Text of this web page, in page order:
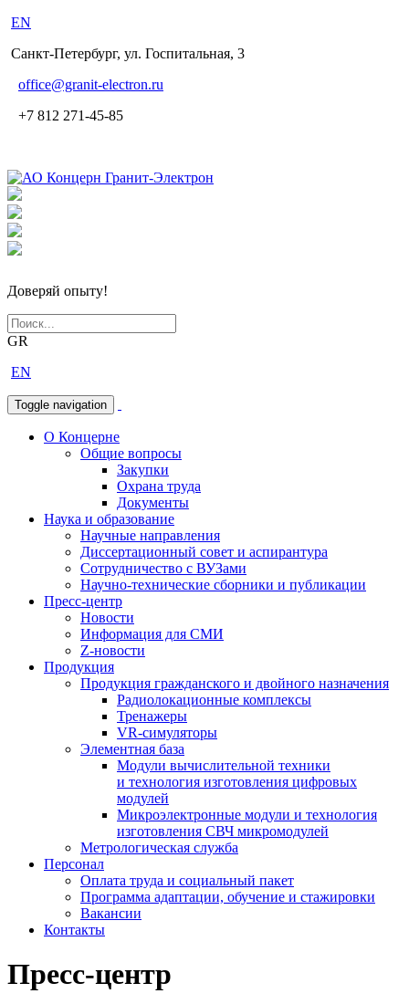
EN
Санкт-Петербург, ул. Госпитальная, 3
office@granit-electron.ru
+7 812 271-45-85
Доверяй опыту!
GR
EN
Toggle navigation
О Концерне
Общие вопросы
Закупки
Охрана труда
Документы
Наука и образование
Научные направления
Диссертационный совет и аспирантура
Сотрудничество с ВУЗами
Научно-технические сборники и публикации
Пресс-центр
Новости
Информация для СМИ
Z-новости
Продукция
Продукция гражданского и двойного назначения
Радиолокационные комплексы
Тренажеры
VR-симуляторы
Элементная база
Модули вычислительной техники
и технология изготовления цифровых
модулей
Микроэлектронные модули и технология
изготовления СВЧ микромодулей
Метрологическая служба
Персонал
Оплата труда и социальный пакет
Программа адаптации, обучение и стажировки
Вакансии
Контакты
Пресс-центр